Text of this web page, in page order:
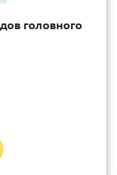
головного